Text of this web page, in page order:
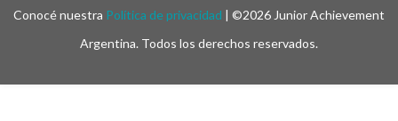
Conocé nuestra Política de privacidad | ©2026 Junior Achievement
Argentina. Todos los derechos reservados.